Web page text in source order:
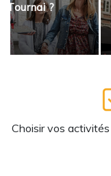
Tournai ?
plus
Choisir vos